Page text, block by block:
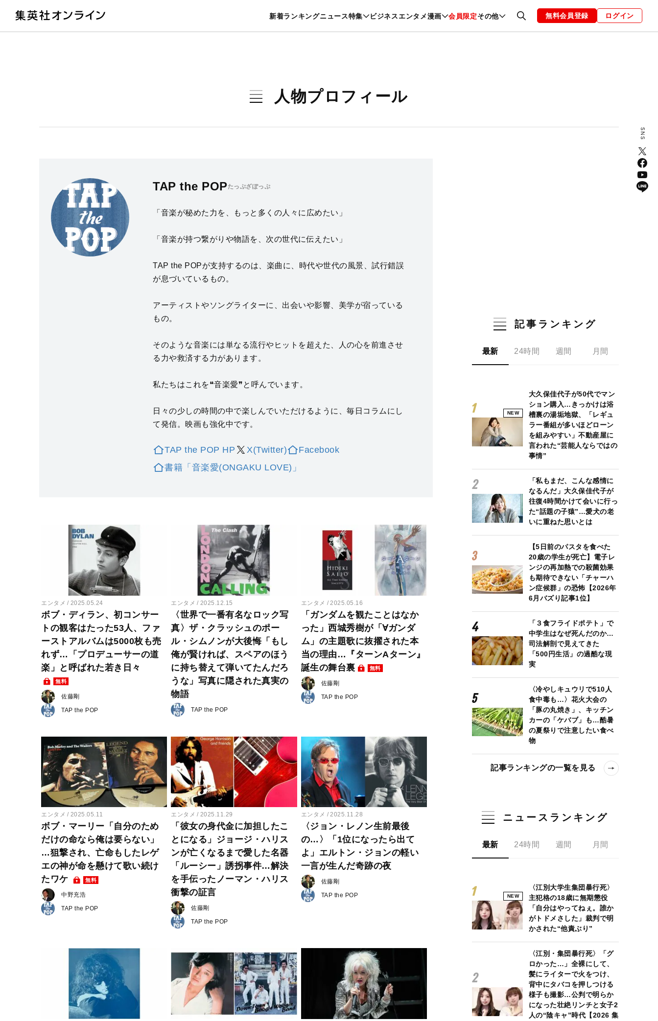
新着ランキングニュース特集 ビジネスエンタメ漫画 会員限定その他
暮らし スポーツ ヘルスケア 美容 グルメ ファッション 恋愛・結婚 編集部 お知らせ
無料会員登録 ログイン
人物プロフィール
TAP the POPたっぷざぽっぷ
「音楽が秘めた力を、もっと多くの人々に広めたい」
「音楽が持つ繋がりや物語を、次の世代に伝えたい」
TAP the POPが支持するのは、楽曲に、時代や世代の風景、試行錯誤
が息づいているもの。
アーティストやソングライターに、出会いや影響、美学が宿っている
もの。
そのような音楽には単なる流行やヒットを超えた、人の心を前進させ
る力や救済する力があります。
私たちはこれを❝音楽愛❞と呼んでいます。
日々の少しの時間の中で楽しんでいただけるように、毎日コラムにし
て発信。映画も強化中です。
TAP the POP HP X(Twitter)
Facebook
書籍「音楽愛(ONGAKU LOVE)」
エンタメ 2025.05.24
ボブ・ディラン、初コンサー
トの観客はたった53人、ファ
ーストアルバムは5000枚も売
れず…「プロデューサーの道
楽」と呼ばれた若き日々
無料
佐藤剛
TAP the POP
エンタメ 2025.12.15
〈世界で一番有名なロック写
真〉ザ・クラッシュのポー
ル・シムノンが大後悔「もし
俺が賢ければ、スペアのほう
に持ち替えて弾いてたんだろ
うな」写真に隠された真実の
物語
TAP the POP
エンタメ 2025.05.16
「ガンダムを観たことはなか
った」西城秀樹が「∀ガンダ
ム」の主題歌に抜擢された本
当の理由…『ターンAターン』
誕生の舞台裏
無料
佐藤剛
TAP the POP
エンタメ 2025.05.11
ボブ・マーリー「自分のため
だけの命なら俺は要らない」
…狙撃され、亡命もしたレゲ
エの神が命を懸けて歌い続け
たワケ
無料
中野充浩
TAP the POP
エンタメ 2025.11.29
「彼女の身代金に加担したこ
とになる」ジョージ・ハリス
ンが亡くなるまで愛した名器
「ルーシー」誘拐事件…解決
を手伝ったノーマン・ハリス
衝撃の証言
佐藤剛
TAP the POP
エンタメ 2025.11.28
〈ジョン・レノン生前最後
の…〉「1位になったら出て
よ」エルトン・ジョンの軽い
一言が生んだ奇跡の夜
佐藤剛
TAP the POP
記事ランキング
最新 24時間 週間 月間
NEW
大久保佳代子が50代でマン
ション購入…きっかけは浴
槽裏の湯垢地獄、「レギュ
ラー番組が多いほどローン
を組みやすい」不動産屋に
言われた“芸能人ならではの
事情”
「私もまだ、こんな感情に
なるんだ」大久保佳代子が
往復4時間かけて会いに行っ
た“話題の子猿”…愛犬の老
いに重ねた思いとは
【5日前のパスタを食べた
20歳の学生が死亡】電子レ
ンジの再加熱での殺菌効果
も期待できない「チャーハ
ン症候群」の恐怖【2026年
6月バズり記事1位】
「３食フライドポテト」で
中学生はなぜ死んだのか…
司法解剖で見えてきた
「500円生活」の過酷な現
実
〈冷やしキュウリで510人
食中毒も…〉花火大会の
「豚の丸焼き」、キッチン
カーの「ケバブ」も…酷暑
の夏祭りで注意したい食べ
物
記事ランキングの一覧を見る
ニュースランキング
最新 24時間 週間 月間
NEW
〈江別大学生集団暴行死〉
主犯格の18歳に無期懲役
「自分はやってねぇ。誰か
がトドメさした」裁判で明
かされた“他責ぶり”
〈江別・集団暴行死〉「グ
ロかった…」全裸にして、
髪にライターで火をつけ、
背中にタバコを押しつける
様子も撮影…公判で明らか
になった壮絶リンチと女子2
人の“陰キャ”時代【2026 集